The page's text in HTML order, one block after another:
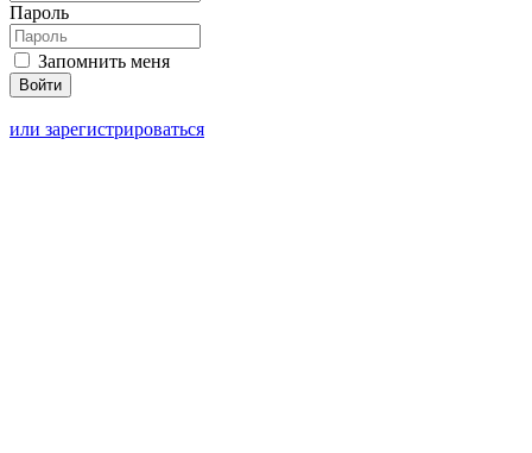
Пароль
Запомнить меня
или зарегистрироваться